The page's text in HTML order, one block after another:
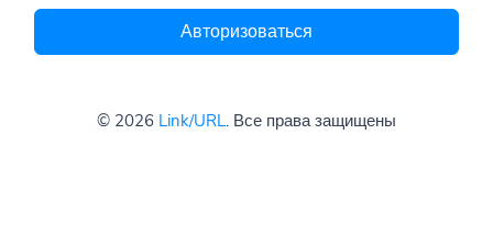
Авторизоваться
© 2026 Link/URL. Все права защищены